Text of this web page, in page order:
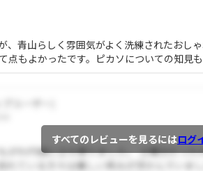
、青山らしく雰囲気がよく洗練されたおし
点もよかったです。ピカソについての知見
すべてのレビューを見るにはログ